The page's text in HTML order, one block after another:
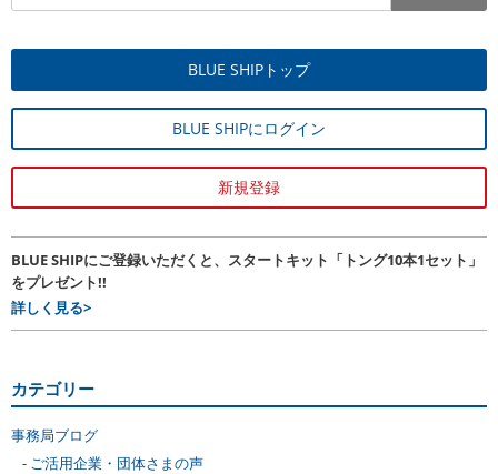
BLUE SHIPトップ
BLUE SHIPにログイン
新規登録
BLUE SHIPにご登録いただくと、スタートキット「トング10本1セット」
をプレゼント!!
詳しく見る>
カテゴリー
事務局ブログ
ご活用企業・団体さまの声